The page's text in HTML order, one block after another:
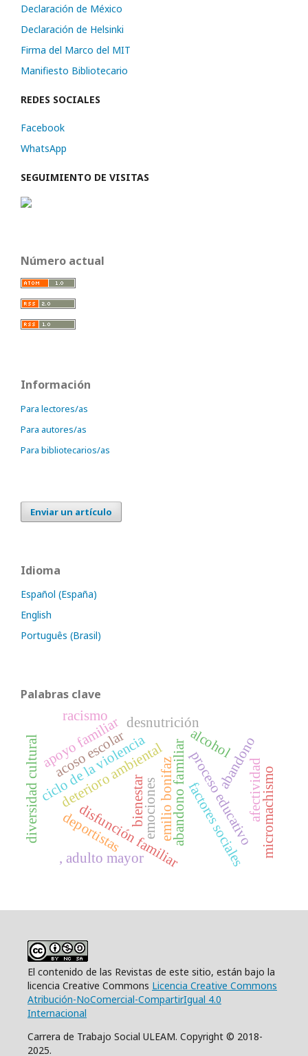
Declaración de México
Declaración de Helsinki
Firma del Marco del MIT
Manifiesto Bibliotecario
REDES SOCIALES
Facebook
WhatsApp
SEGUIMIENTO DE VISITAS
Número actual
Información
Para lectores/as
Para autores/as
Para bibliotecarios/as
Enviar un artículo
Idioma
Español (España)
English
Português (Brasil)
Palabras clave
emilio bonifaz
deterioro ambiental
disfunción familiar
bienestar
ciclo de la violencia abandono familiarproceso educativo
acoso escolar
factores sociales
abandono
, adulto mayor
alcohol
deportistas
apoyo familiar desnutrición
emociones afectividad
diversidad cultural
racismo
micromachismo
El contenido de las Revistas de este sitio, están bajo la
licencia Creative Commons Licencia Creative Commons
Atribución-NoComercial-CompartirIgual 4.0
Internacional
Carrera de Trabajo Social ULEAM. Copyright © 2018-
2025.